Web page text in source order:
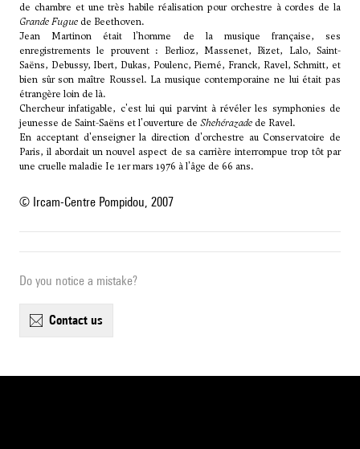
de chambre et une très habile réalisation pour orchestre à cordes de la
Grande Fugue de Beethoven.
Jean Martinon était l'homme de la musique française, ses
enregistrements le prouvent : Berlioz, Massenet, Bizet, Lalo, Saint-
Saëns, Debussy, Ibert, Dukas, Poulenc, Pierné, Franck, Ravel, Schmitt, et
bien sûr son maître Roussel. La musique contemporaine ne lui était pas
étrangère loin de là.
Chercheur infatigable, c'est lui qui parvint à révéler les symphonies de
jeunesse de Saint-Saëns et l'ouverture de Shehérazade de Ravel.
En acceptant d'enseigner la direction d'orchestre au Conservatoire de
Paris, il abordait un nouvel aspect de sa carrière interrompue trop tôt par
une cruelle maladie Ie 1er mars 1976 à l'âge de 66 ans.
© Ircam-Centre Pompidou, 2007
Do you notice a mistake?
contact us